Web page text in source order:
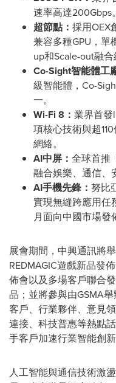
速率高達200Gbps。
超節點： 採用OEX
兼容多種GPU，單
up和Scale-out融合
Co-Sight智能體工
級智能體，Co-
一。
Wi-Fi 8： 業界首發
項核心技術與超
網絡。
AI中屏： 全球首推
融合娛樂、通信、
AI手機先鋒： 努比
實現無縫跨應用任
月面向中國市場發
展會期間，中興通訊將
REDMAGIC遊戲新品發
佈會以及多場客戶聯合
品；並將參與由GSMA
客戶、行業夥伴、意見
連接、科技普惠等熱點
手客戶加速行業智能創新
人工智能與通信技術激